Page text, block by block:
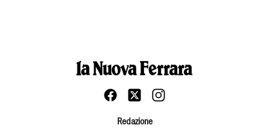
Redazione